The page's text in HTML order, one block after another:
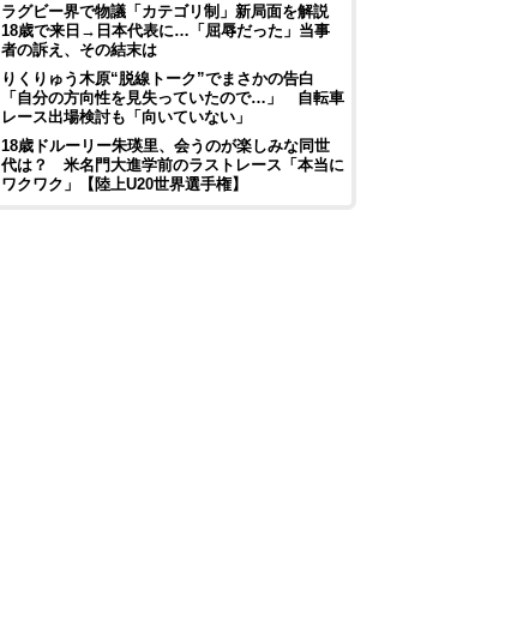
ラグビー界で物議「カテゴリ制」新局面を解説
18歳で来日→日本代表に…「屈辱だった」当事
者の訴え、その結末は
りくりゅう木原“脱線トーク”でまさかの告白
「自分の方向性を見失っていたので…」 自転車
レース出場検討も「向いていない」
18歳ドルーリー朱瑛里、会うのが楽しみな同世
代は？ 米名門大進学前のラストレース「本当に
ワクワク」【陸上U20世界選手権】